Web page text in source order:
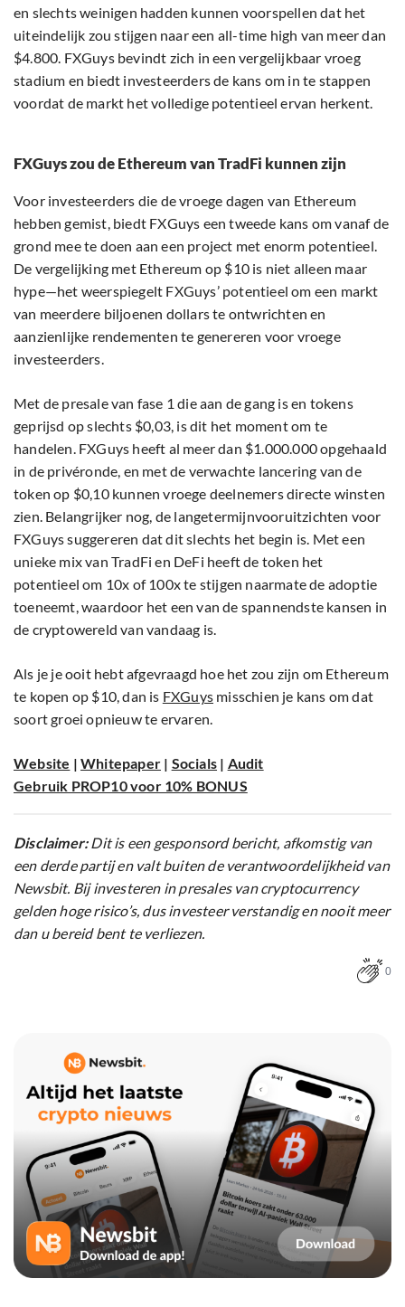
en slechts weinigen hadden kunnen voorspellen dat het
uiteindelijk zou stijgen naar een all-time high van meer dan
$4.800. FXGuys bevindt zich in een vergelijkbaar vroeg
stadium en biedt investeerders de kans om in te stappen
voordat de markt het volledige potentieel ervan herkent.
FXGuys zou de Ethereum van TradFi kunnen zijn
Voor investeerders die de vroege dagen van Ethereum
hebben gemist, biedt FXGuys een tweede kans om vanaf de
grond mee te doen aan een project met enorm potentieel.
De vergelijking met Ethereum op $10 is niet alleen maar
hype—het weerspiegelt FXGuys’ potentieel om een markt
van meerdere biljoenen dollars te ontwrichten en
aanzienlijke rendementen te genereren voor vroege
investeerders.
Met de presale van fase 1 die aan de gang is en tokens
geprijsd op slechts $0,03, is dit het moment om te
handelen. FXGuys heeft al meer dan $1.000.000 opgehaald
in de privéronde, en met de verwachte lancering van de
token op $0,10 kunnen vroege deelnemers directe winsten
zien. Belangrijker nog, de langetermijnvooruitzichten voor
FXGuys suggereren dat dit slechts het begin is. Met een
unieke mix van TradFi en DeFi heeft de token het
potentieel om 10x of 100x te stijgen naarmate de adoptie
toeneemt, waardoor het een van de spannendste kansen in
de cryptowereld van vandaag is.
Als je je ooit hebt afgevraagd hoe het zou zijn om Ethereum
te kopen op $10, dan is FXGuys misschien je kans om dat
soort groei opnieuw te ervaren.
Website |Whitepaper | Socials | Audit
Gebruik PROP10 voor 10% BONUS
Disclaimer:Dit is een gesponsord bericht, afkomstig van
een derde partij en valt buiten de verantwoordelijkheid van
Newsbit. Bij investeren in presales van cryptocurrency
gelden hoge risico’s, dus investeer verstandig en nooit meer
dan u bereid bent te verliezen.
0